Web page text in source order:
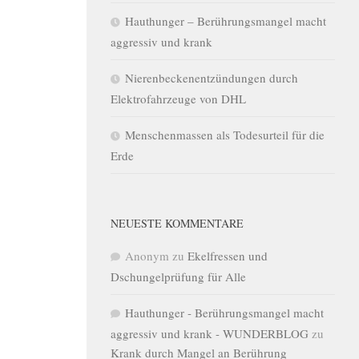
Hauthunger – Berührungsmangel macht
aggressiv und krank
Nierenbeckenentzündungen durch
Elektrofahrzeuge von DHL
Menschenmassen als Todesurteil für die
Erde
NEUESTE KOMMENTARE
Anonym zu Ekelfressen und
Dschungelprüfung für Alle
Hauthunger - Berührungsmangel macht
aggressiv und krank - WUNDERBLOG zu
Krank durch Mangel an Berührung